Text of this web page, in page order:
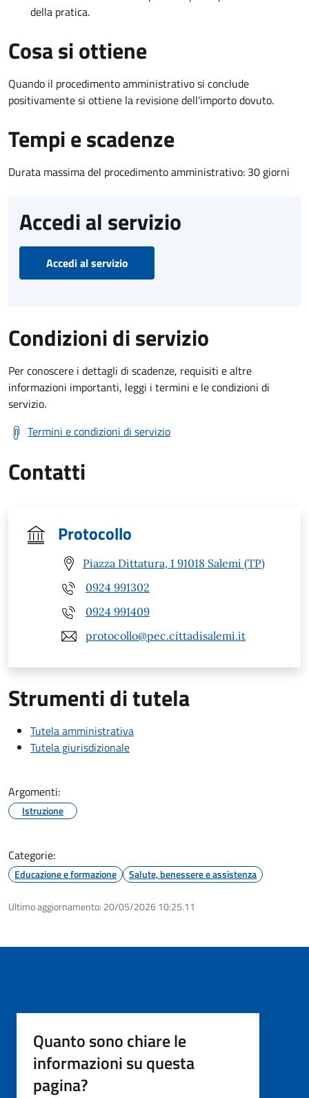
della pratica.
Cosa si ottiene
Quando il procedimento amministrativo si conclude
positivamente si ottiene la revisione dell'importo dovuto.
Tempi e scadenze
Durata massima del procedimento amministrativo: 30 giorni
Accedi al servizio
Accedi al servizio
Condizioni di servizio
Per conoscere i dettagli di scadenze, requisiti e altre
informazioni importanti, leggi i termini e le condizioni di
servizio.
Termini e condizioni di servizio
Contatti
Protocollo
Piazza Dittatura, 1 91018 Salemi (TP)
0924 991302
0924 991409
protocollo@pec.cittadisalemi.it
Strumenti di tutela
Tutela amministrativa
Tutela giurisdizionale
Argomenti:
Istruzione
Categorie:
Educazione e formazione Salute, benessere e assistenza
Ultimo aggiornamento: 20/05/2026 10:25.11
Quanto sono chiare le
informazioni su questa
pagina?